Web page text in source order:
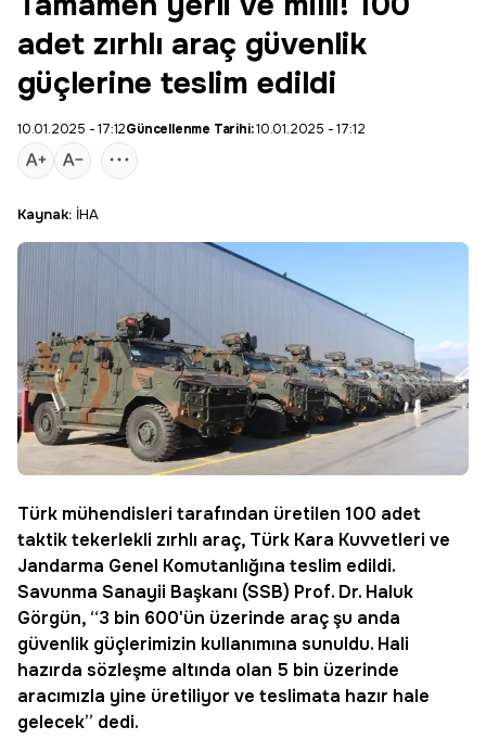
adet zırhlı araç güvenlik
güçlerine teslim edildi
10.01.2025 - 17:12Güncellenme Tarihi:10.01.2025 - 17:12
Kaynak: İHA
Türk mühendisleri tarafından üretilen 100 adet
taktik tekerlekli zırhlı araç, Türk Kara Kuvvetleri ve
Jandarma Genel Komutanlığına teslim edildi.
Savunma Sanayii Başkanı (SSB) Prof. Dr. Haluk
Görgün, “3 bin 600'ün üzerinde araç şu anda
güvenlik güçlerimizin kullanımına sunuldu. Hali
hazırda sözleşme altında olan 5 bin üzerinde
aracımızla yine üretiliyor ve teslimata hazır hale
gelecek” dedi.